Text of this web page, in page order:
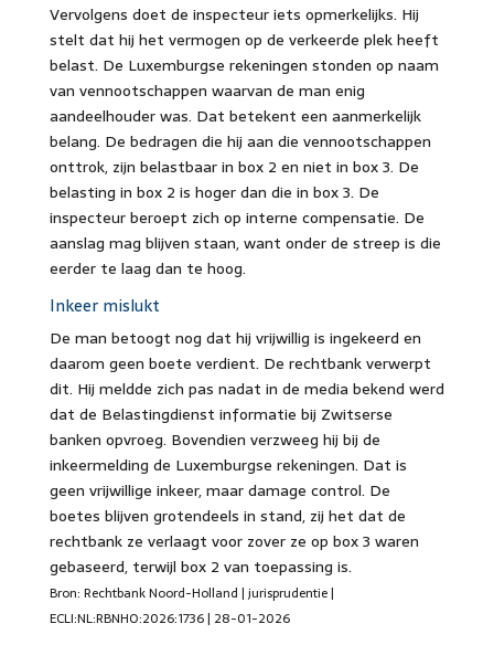
Vervolgens doet de inspecteur iets opmerkelijks. Hij
stelt dat hij het vermogen op de verkeerde plek heeft
belast. De Luxemburgse rekeningen stonden op naam
van vennootschappen waarvan de man enig
aandeelhouder was. Dat betekent een aanmerkelijk
belang. De bedragen die hij aan die vennootschappen
onttrok, zijn belastbaar in box 2 en niet in box 3. De
belasting in box 2 is hoger dan die in box 3. De
inspecteur beroept zich op interne compensatie. De
aanslag mag blijven staan, want onder de streep is die
eerder te laag dan te hoog.
Inkeer mislukt
De man betoogt nog dat hij vrijwillig is ingekeerd en
daarom geen boete verdient. De rechtbank verwerpt
dit. Hij meldde zich pas nadat in de media bekend werd
dat de Belastingdienst informatie bij Zwitserse
banken opvroeg. Bovendien verzweeg hij bij de
inkeermelding de Luxemburgse rekeningen. Dat is
geen vrijwillige inkeer, maar damage control. De
boetes blijven grotendeels in stand, zij het dat de
rechtbank ze verlaagt voor zover ze op box 3 waren
gebaseerd, terwijl box 2 van toepassing is.
Bron: Rechtbank Noord-Holland | jurisprudentie |
ECLI:NL:RBNHO:2026:1736 | 28-01-2026